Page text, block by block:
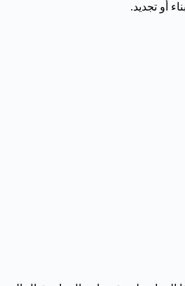
أو تجديد.